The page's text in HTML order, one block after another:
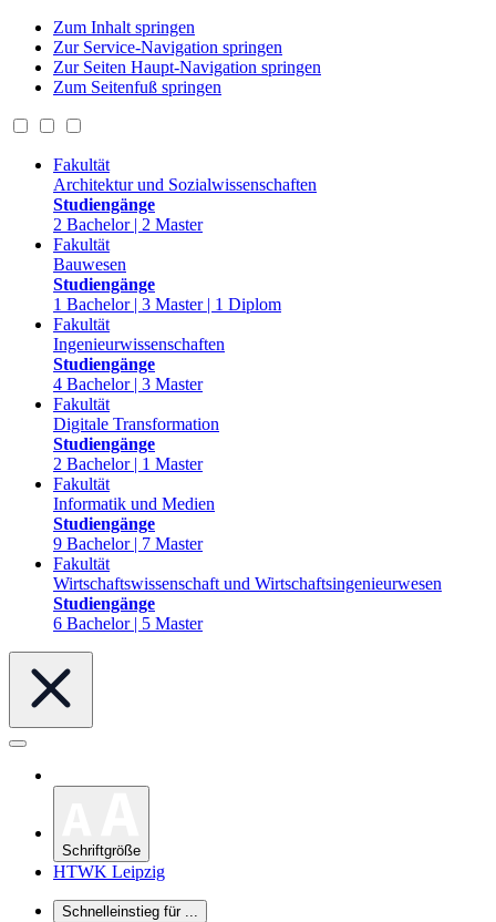
Zum Inhalt springen
Zur Service-Navigation springen
Zur Seiten Haupt-Navigation springen
Zum Seitenfuß springen
Fakultät
Architektur und Sozialwissenschaften
Studiengänge
2 Bachelor | 2 Master
Fakultät
Bauwesen
Studiengänge
1 Bachelor | 3 Master | 1 Diplom
Fakultät
Ingenieurwissenschaften
Studiengänge
4 Bachelor | 3 Master
Fakultät
Digitale Transformation
Studiengänge
2 Bachelor | 1 Master
Fakultät
Informatik und Medien
Studiengänge
9 Bachelor | 7 Master
Fakultät
Wirtschaftswissenschaft und Wirtschaftsingenieurwesen
Studiengänge
6 Bachelor | 5 Master
Schriftgröße
HTWK Leipzig
Schnelleinstieg für ...